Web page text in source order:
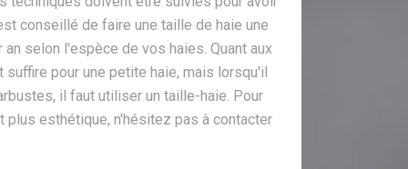
conseillé de faire une taille de haie une
selon l'espèce de vos haies. Quant aux
pour une petite haie, mais lorsqu'il
il faut utiliser un taille-haie. Pour
plus esthétique, n'hésitez pas à contacter